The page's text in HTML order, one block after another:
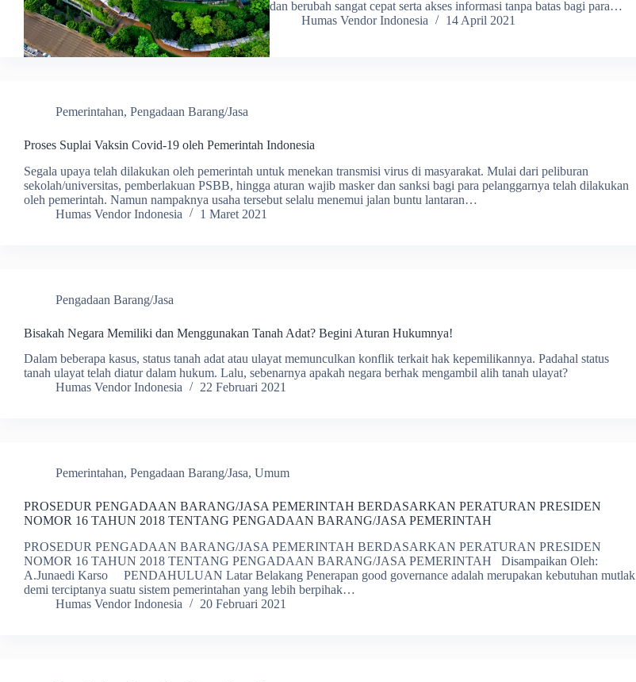
dan berubah sangat cepat serta akses informasi tanpa batas bagi para…
Humas Vendor Indonesia
14 April 2021
Pemerintahan, Pengadaan Barang/Jasa
Proses Suplai Vaksin Covid-19 oleh Pemerintah Indonesia
Segala upaya telah dilakukan oleh pemerintah untuk menekan transmisi virus di masyarakat. Mulai dari peliburan
sekolah/universitas, pemberlakuan PSBB, hingga aturan wajib masker dan sanksi bagi para pelanggarnya telah dilakukan
oleh pemerintah. Namun nampaknya usaha tersebut selalu menemui jalan buntu lantaran…
Humas Vendor Indonesia
1 Maret 2021
Pengadaan Barang/Jasa
Bisakah Negara Memiliki dan Menggunakan Tanah Adat? Begini Aturan Hukumnya!
Dalam beberapa kasus, status tanah adat atau ulayat memunculkan konflik terkait hak kepemilikannya. Padahal status
tanah ulayat telah diatur dalam hukum. Lalu, sebenarnya apakah negara berhak mengambil alih tanah ulayat?
Humas Vendor Indonesia
22 Februari 2021
Pemerintahan, Pengadaan Barang/Jasa, Umum
PROSEDUR PENGADAAN BARANG/JASA PEMERINTAH BERDASARKAN PERATURAN PRESIDEN
NOMOR 16 TAHUN 2018 TENTANG PENGADAAN BARANG/JASA PEMERINTAH
PROSEDUR PENGADAAN BARANG/JASA PEMERINTAH BERDASARKAN PERATURAN PRESIDEN
NOMOR 16 TAHUN 2018 TENTANG PENGADAAN BARANG/JASA PEMERINTAH Disampaikan Oleh:
A.Junaedi Karso PENDAHULUAN Latar Belakang Penerapan good governance adalah merupakan kebutuhan mutlak
demi terciptanya suatu sistem pemerintahan yang lebih berpihak…
Humas Vendor Indonesia
20 Februari 2021